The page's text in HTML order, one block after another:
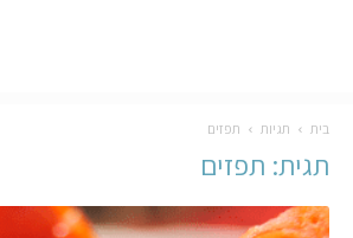
בית תגיות תפזים
תגית: תפזים